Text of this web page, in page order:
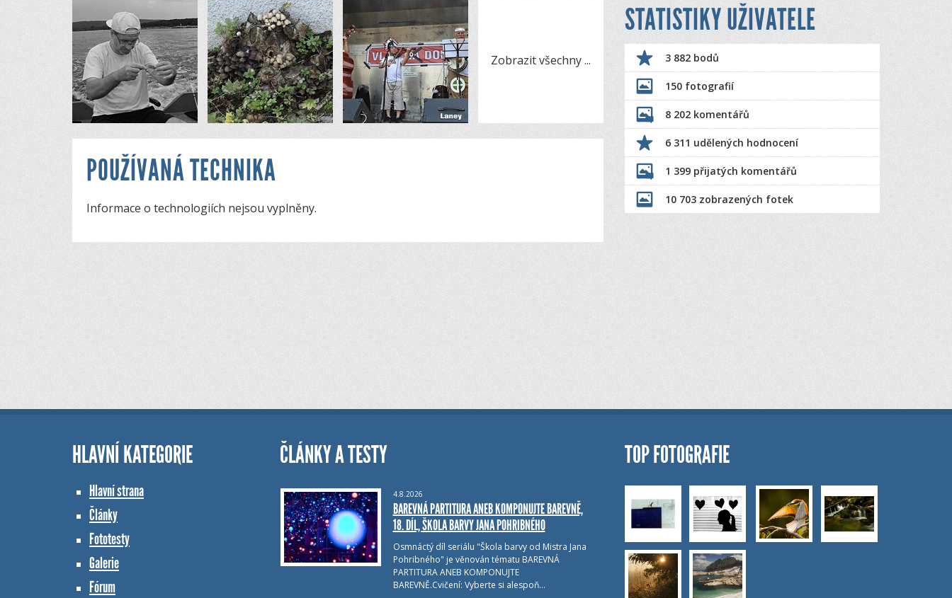
Zobrazit všechny...
POUŽÍVANÁ TECHNIKA
Informace o technologiích nejsou vyplněny.
STATISTIKY UŽIVATELE
3 882 bodů
150 fotografií
8 202 komentářů
6 311 udělených hodnocení
1 399 přijatých komentářů
10 703 zobrazených fotek
HLAVNÍ KATEGORIE
Hlavní strana
Články
Fototesty
Galerie
Fórum
ČLÁNKY A TESTY
4.8.2026
BAREVNÁ PARTITURA ANEB KOMPONUJTE BAREVNĚ,
18. DÍL, ŠKOLA BARVY JANA POHRIBNÉHO
Osmnáctý díl seriálu "Škola barvy od Mistra Jana
Pohribného" je věnován tématu BAREVNÁ
PARTITURA ANEB KOMPONUJTE
BAREVNĚ.Cvičení: Vyberte si alespoň…
TOP FOTOGRAFIE